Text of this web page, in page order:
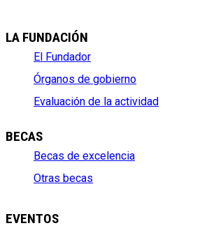
LA FUNDACIÓN
El Fundador
Órganos de gobierno
Evaluación de la actividad
BECAS
Becas de excelencia
Otras becas
EVENTOS